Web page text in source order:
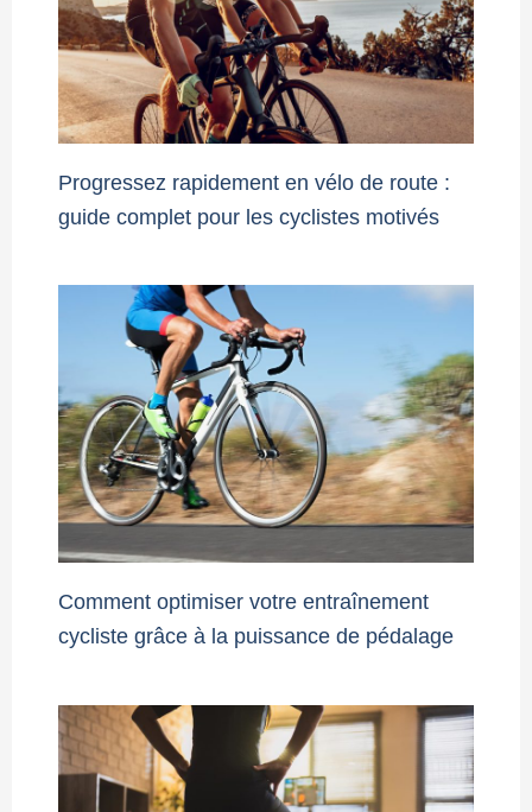
Progressez rapidement en vélo de route :
guide complet pour les cyclistes motivés
Comment optimiser votre entraînement
cycliste grâce à la puissance de pédalage